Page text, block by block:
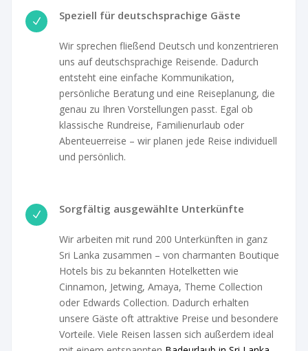
N Speziell für deutschsprachige Gäste
Wir sprechen fließend Deutsch und konzentrieren
uns auf deutschsprachige Reisende. Dadurch
entsteht eine einfache Kommunikation,
persönliche Beratung und eine Reiseplanung, die
genau zu Ihren Vorstellungen passt. Egal ob
klassische Rundreise, Familienurlaub oder
Abenteuerreise – wir planen jede Reise individuell
und persönlich.
N Sorgfältig ausgewählte Unterkünfte
Wir arbeiten mit rund 200 Unterkünften in ganz
Sri Lanka zusammen – von charmanten Boutique
Hotels bis zu bekannten Hotelketten wie
Cinnamon, Jetwing, Amaya, Theme Collection
oder Edwards Collection. Dadurch erhalten
unsere Gäste oft attraktive Preise und besondere
Vorteile. Viele Reisen lassen sich außerdem ideal